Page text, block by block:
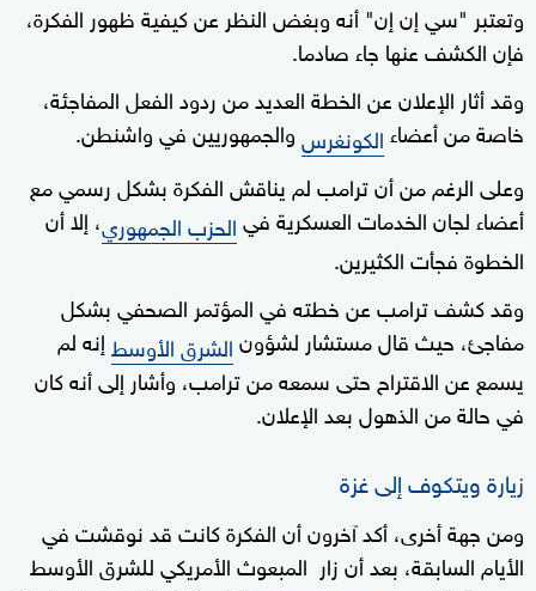
وتعتبر "سي إن إن" أنه وبغض النظر عن كيفية ظهور الفكرة،
فإن الكشف عنها جاء صادما.
وقد أثار الإعلان عن الخطة العديد من ردود الفعل المفاجئة،
خاصة من أعضاءالكونغرسوالجمهوريين في واشنطن.
وعلى الرغم من أن ترامب لم يناقش الفكرة بشكل رسمي مع
أعضاء لجان الخدمات العسكرية فيالحزب الجمهوري، إلا أن
الخطوة فجأت الكثيرين.
وقد كشف ترامب عن خطته في المؤتمر الصحفي بشكل
مفاجئ، حيث قال مستشار لشؤونالشرق الأوسطإنه لم
يسمع عن الاقتراح حتى سمعه من ترامب، وأشار إلى أنه كان
في حالة من الذهول بعد الإعلان.
زيارة ويتكوف إلى غزة
ومن جهة أخرى، أكد آخرون أن الفكرة كانت قد نوقشت في
الأيام السابقة، بعد أن زار المبعوث الأمريكي للشرق الأوسط